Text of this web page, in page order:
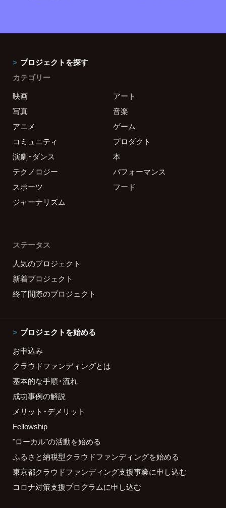
プロジェクトを探す
カテゴリー
映画
アート
写真
音楽
アニメ
ゲーム
コミュニティ
プロダクト
演劇・ダンス
本
テクノロジー
パフォーマンス
スポーツ
フード
ジャーナリズム
ステータス
人気のプロジェクト
新着プロジェクト
終了間際のプロジェクト
プロジェクトを始める
お申込み
クラウドファンディングとは
基本的な手順・流れ
成功事例の解説
メリット・デメリット
Fellowship
"ローカル"の活動を始める
ふるさと納税型クラウドファンディングを始める
東京都クラウドファンディング支援事業に申し込む
コロナ対策支援プログラムに申し込む